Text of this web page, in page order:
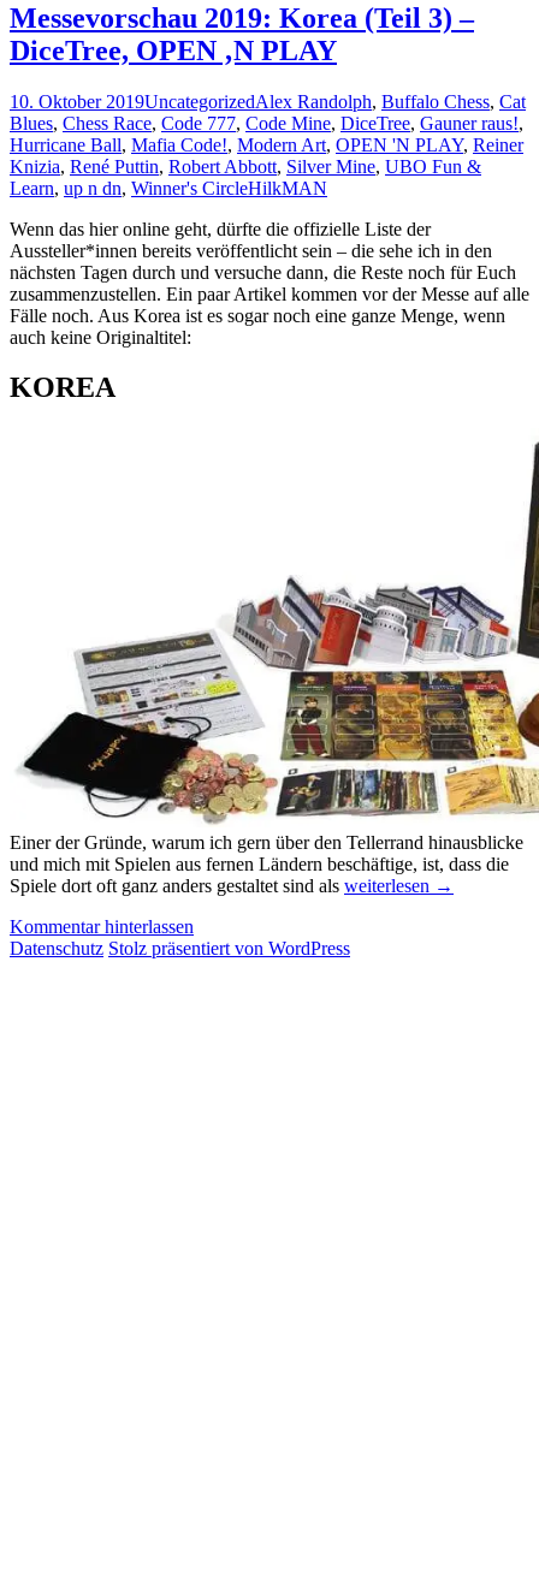
Messevorschau 2019: Korea (Teil 3) –
DiceTree, OPEN ‚N PLAY
10. Oktober 2019UncategorizedAlex Randolph, Buffalo Chess, Cat
Blues, Chess Race, Code 777, Code Mine, DiceTree, Gauner raus!,
Hurricane Ball, Mafia Code!, Modern Art, OPEN 'N PLAY, Reiner
Knizia, René Puttin, Robert Abbott, Silver Mine, UBO Fun &
Learn, up n dn, Winner's CircleHilkMAN
Wenn das hier online geht, dürfte die offizielle Liste der
Aussteller*innen bereits veröffentlicht sein – die sehe ich in den
nächsten Tagen durch und versuche dann, die Reste noch für Euch
zusammenzustellen. Ein paar Artikel kommen vor der Messe auf alle
Fälle noch. Aus Korea ist es sogar noch eine ganze Menge, wenn
auch keine Originaltitel:
KOREA
Einer der Gründe, warum ich gern über den Tellerrand hinausblicke
und mich mit Spielen aus fernen Ländern beschäftige, ist, dass die
Spiele dort oft ganz anders gestaltet sind als Messevorschau
(Teil
weiterlesen →
Kommentar hinterlassen
Datenschutz Stolz präsentiert von WordPress